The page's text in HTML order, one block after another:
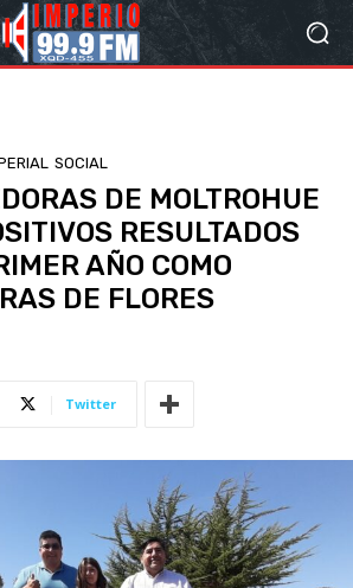
SOCIAL
DE MOLTROHUE
RESULTADOS
AÑO COMO
DE FLORES
Twitter